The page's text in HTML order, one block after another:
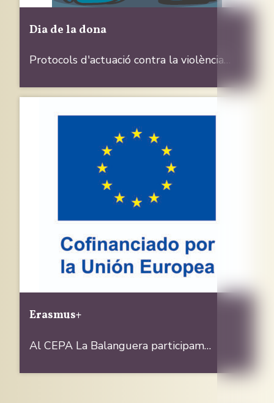
Dia de la dona
Protocols d'actuació contra la violència…
Erasmus+
Al CEPA La Balanguera participam…